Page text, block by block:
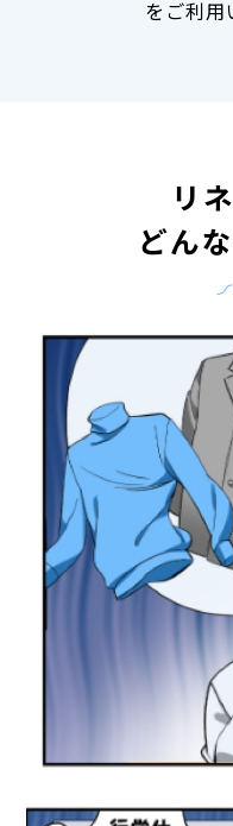
をご利用
リ
どん